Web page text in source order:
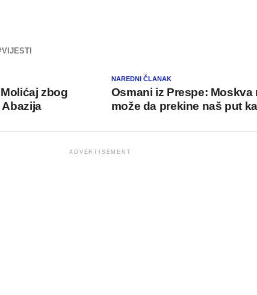
VIJESTI
NAREDNI ČLANAK
Osmani iz Prespe: Moskva
može da prekine naš put
zbog
Abazija
ADVERTISEMENT